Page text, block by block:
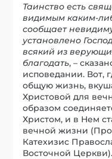
Таинство есть
видимым каким-
сообщает
установлено
всякий из
благодать, –
исповедании. Вот,
общую жизнь,
Христовой для
образом
Христом, и в Нем
вечной жизни
Катехизис
Восточной Церкви).